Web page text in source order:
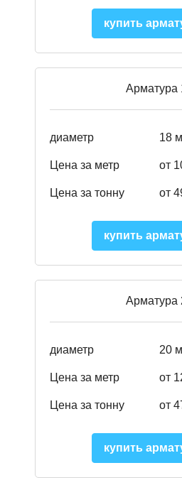
купить
Арматура
диаметр 18
Цена за метр от
Цена за тонну от
купить
Арматура
диаметр 20
Цена за метр от
Цена за тонну от
купить